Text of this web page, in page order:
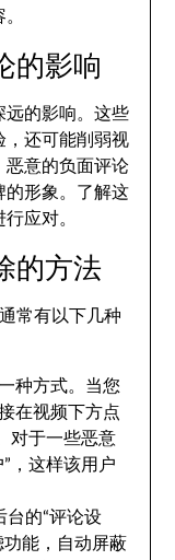
的影响
远的影响。这些
，还可能削弱视
恶意的负面评论
的形象。了解这
应对。
的方法
常有以下几种
种方式。当您
在视频下方点
对于一些恶意
，这样该用户
台的“评论设
功能，自动屏蔽